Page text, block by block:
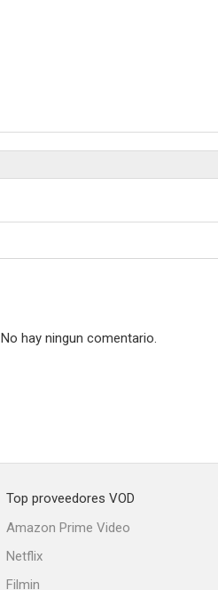
No hay ningun comentario.
Top proveedores VOD
Amazon Prime Video
Netflix
Filmin